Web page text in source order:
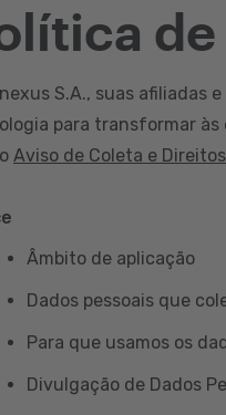
S.A., suas afiliadas
para transformar às
Aviso de Coleta e
Âmbito de aplicação
Dados pessoais que
Para que usamos os
Divulgação de Dados